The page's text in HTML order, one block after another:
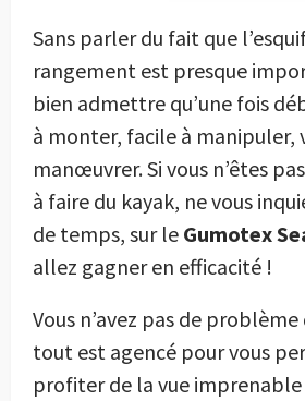
Sans parler du fait que
rangement est presque
bien admettre qu’une fois
à monter, facile à manipuler,
manœuvrer. Si vous n’êtes
à faire du kayak, ne vous
de temps, sur le Gumotex
allez gagner en efficacité !
Vous n’avez pas de
tout est agencé pour vous
profiter de la vue imprenable